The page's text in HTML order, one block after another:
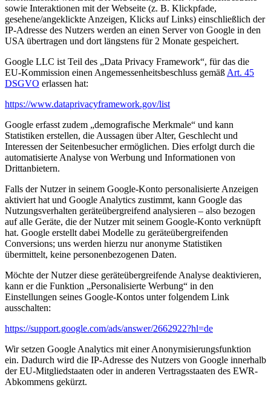
sowie Interaktionen mit der Webseite (z. B. Klickpfade,
gesehene/angeklickte Anzeigen, Klicks auf Links) einschließlich der
IP-Adresse des Nutzers werden an einen Server von Google in den
USA übertragen und dort längstens für 2 Monate gespeichert.
Google LLC ist Teil des „Data Privacy Framework“, für das die
EU-Kommission einen Angemessenheitsbeschluss gemäß Art. 45
DSGVO erlassen hat:
https://www.dataprivacyframework.gov/list
Google erfasst zudem „demografische Merkmale“ und kann
Statistiken erstellen, die Aussagen über Alter, Geschlecht und
Interessen der Seitenbesucher ermöglichen. Dies erfolgt durch die
automatisierte Analyse von Werbung und Informationen von
Drittanbietern.
Falls der Nutzer in seinem Google-Konto personalisierte Anzeigen
aktiviert hat und Google Analytics zustimmt, kann Google das
Nutzungsverhalten geräteübergreifend analysieren – also bezogen
auf alle Geräte, die der Nutzer mit seinem Google-Konto verknüpft
hat. Google erstellt dabei Modelle zu geräteübergreifenden
Conversions; uns werden hierzu nur anonyme Statistiken
übermittelt, keine personenbezogenen Daten.
Möchte der Nutzer diese geräteübergreifende Analyse deaktivieren,
kann er die Funktion „Personalisierte Werbung“ in den
Einstellungen seines Google-Kontos unter folgendem Link
ausschalten:
https://support.google.com/ads/answer/2662922?hl=de
Wir setzen Google Analytics mit einer Anonymisierungsfunktion
ein. Dadurch wird die IP-Adresse des Nutzers von Google innerhalb
der EU-Mitgliedstaaten oder in anderen Vertragsstaaten des EWR-
Abkommens gekürzt.